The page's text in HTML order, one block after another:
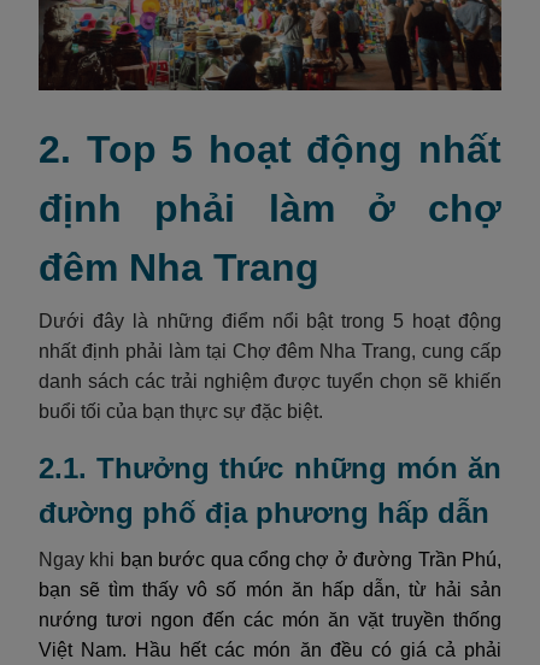
2. Top 5 hoạt động nhất
định phải làm ở chợ
đêm Nha Trang
Dưới đây là những điểm nổi bật trong 5 hoạt động
nhất định phải làm tại Chợ đêm Nha Trang, cung cấp
danh sách các trải nghiệm được tuyển chọn sẽ khiến
buổi tối của bạn thực sự đặc biệt.
2.1. Thưởng thức những món ăn
đường phố địa phương hấp dẫn
Ngay khi bạn bước qua cổng chợ ở đường Trần Phú,
bạn sẽ tìm thấy vô số món ăn hấp dẫn, từ hải sản
nướng tươi ngon đến các món ăn vặt truyền thống
Việt Nam. Hầu hết các món ăn đều có giá cả phải